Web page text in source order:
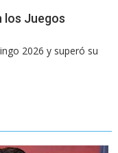
los Juegos
2026 y superó su